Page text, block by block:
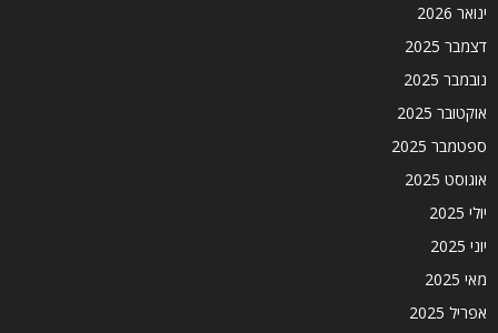
ינואר 2026
דצמבר 2025
נובמבר 2025
אוקטובר 2025
ספטמבר 2025
אוגוסט 2025
יולי 2025
יוני 2025
מאי 2025
אפריל 2025